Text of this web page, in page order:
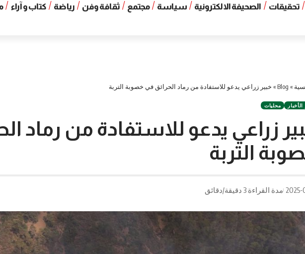
تحقيقات الصحيفة الالكترونية سياسة مجتمع ثقافة وفن رياضة كتاب و آراء
»
Blog
» خبير زراعي يدعو للاستفادة من رماد الحرائق في خصوبة التربة
محليات
زراعي يدعو للاستفادة من رماد
التربة
2025- مدة القراءة 3 دقيقة/دقائق